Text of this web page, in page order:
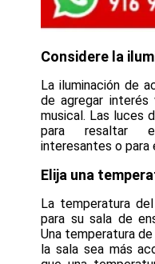
Considere la
La iluminación de
de agregar interés
musical. Las luces
para resaltar
interesantes o para
Elija una
La temperatura
para su sala de
Una temperatura
la sala sea más